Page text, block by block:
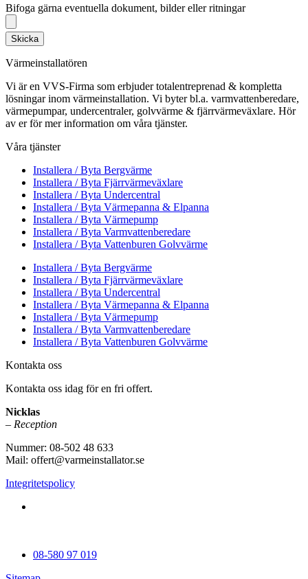
Bifoga gärna eventuella dokument, bilder eller ritningar
Skicka
Värmeinstallatören
Vi är en VVS-Firma som erbjuder totalentreprenad & kompletta
lösningar inom värmeinstallation. Vi byter bl.a. varmvattenberedare,
värmepumpar, undercentraler, golvvärme & fjärrvärmeväxlare. Hör
av er för mer information om våra tjänster.
Våra tjänster
Installera / Byta Bergvärme
Installera / Byta Fjärrvärmeväxlare
Installera / Byta Undercentral
Installera / Byta Värmepanna & Elpanna
Installera / Byta Värmepump
Installera / Byta Varmvattenberedare
Installera / Byta Vattenburen Golvvärme
Installera / Byta Bergvärme
Installera / Byta Fjärrvärmeväxlare
Installera / Byta Undercentral
Installera / Byta Värmepanna & Elpanna
Installera / Byta Värmepump
Installera / Byta Varmvattenberedare
Installera / Byta Vattenburen Golvvärme
Kontakta oss
Kontakta oss idag för en fri offert.
Nicklas
– Reception
Nummer: 08-502 48 633
Mail: offert@varmeinstallator.se
Integritetspolicy
08-580 97 019